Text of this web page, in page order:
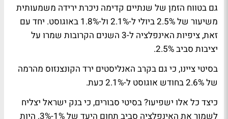
גם בטווח הזמן של שנתיים קדימה ניכרת ירידה משמעותית
משיעור של 2.5% ביולי ל-2.1% ול-1.8% באוגוסט. יחד עם
זאת, ציפיות האינפלציה ל-3 השנים הקרובות שמרו על
יציבות סביב 2.5%.
בסיטי ציינו, כי גם בקרב האנליסטים ירד הקונצנזוס מהרמה
של 2.6% בחודש אוגוסט ל-2.1% כעת.
כיצד כל אלו ישפיעו? בסיטי סבורים, כי בנק ישראל יצליח
לשמור את האינפלציה סביב תחום היעד של 1%-3%. היות